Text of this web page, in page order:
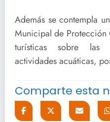
Además se contempla
Municipal de
turísticas sobre las
actividades acuáticas,
Comparte esta